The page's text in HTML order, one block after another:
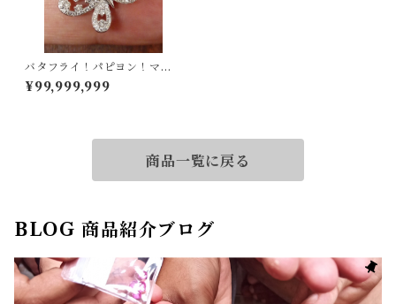
バタフライ！パピヨン！マリ
ポーサ！18Kダイヤペンダン
トヘッド
¥99,999,999
商品一覧に戻る
BLOG 商品紹介ブログ